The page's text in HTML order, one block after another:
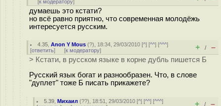
[к модератору]
думаешь это кстати?
но всё равно приятно, что современная молодёжь
интересуется русским.
4.35 ,Anon Y Mous (?), 18:34, 29/03/2010 [^] [^^] [^^^]
[ответить] [к модератору] + / –
> Кстати, в русском языке в корне дубль пишется Б
Русский язык богат и разнообразен. Что, в слове
"дуплет" тоже Б писать прикажете?
5.39 ,Михаил (??), 18:51, 29/03/2010 [^] [^^] [^^^]
+ / –